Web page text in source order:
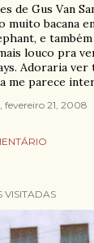
de Gus Van
muito bacana
e
louco pra
Adoraria ver
me parece
fevereiro 21, 2008
VISITADAS